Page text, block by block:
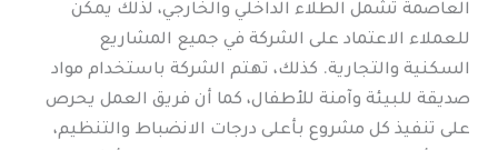
العاصمة تشمل الطلاء الداخلي والخارجي، لذلك يمكن
للعملاء الاعتماد على الشركة في جميع المشاريع
السكنية والتجارية. كذلك، تهتم الشركة باستخدام مواد
صديقة للبيئة وآمنة للأطفال، كما أن فريق العمل يحرص
على تنفيذ كل مشروع بأعلى درجات الانضباط والتنظيم،